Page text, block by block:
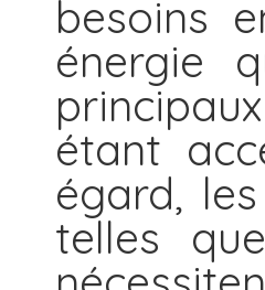
besoins
énergie
étant
égard,
telles